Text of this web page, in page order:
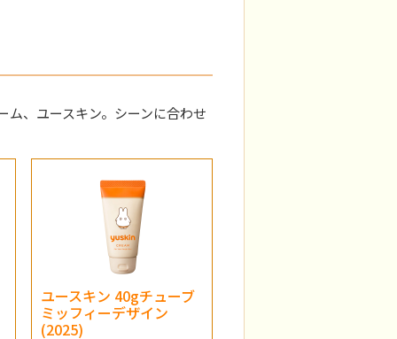
ム、ユースキン。シーンに合わせ
ユースキン 40gチューブ
ミッフィーデザイン
(2025)